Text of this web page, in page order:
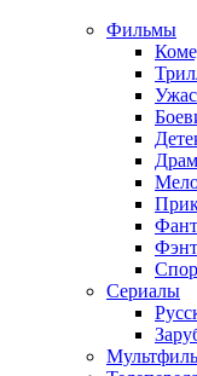
Фильмы
Сериалы